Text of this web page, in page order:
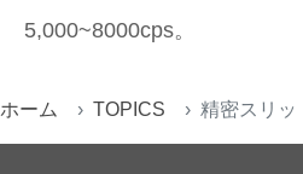
5,000~8000cps。
ホーム TOPICS 精密スリッ